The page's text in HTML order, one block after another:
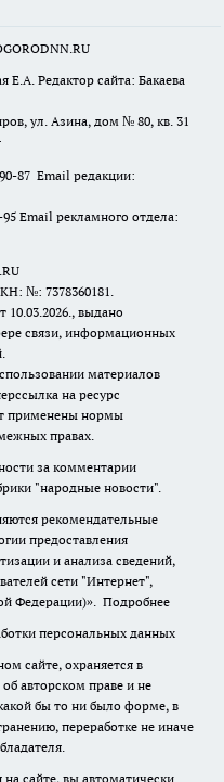
Редактор сайта: Бакаева
ул. Азина, дом № 80, кв. 31
87 Email редакции:
Email рекламного отдела:
№: 7378360181.
10.03.2026., выдано
связи, информационных
материалов
на ресурс
применены нормы
правах.
за комментарии
"народные новости".
рекомендательные
предоставления
и анализа сведений,
сети "Интернет",
Федерации)». Подробнее
персональных данных
сайте, охраняется в
авторском праве и не
бы то ни было форме, в
переработке не иначе
сайте, вы автоматически